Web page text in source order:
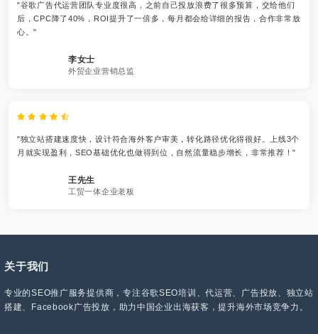
"谷歌广告代运营团队专业度很高，之前自己投放浪费了很多预算，交给他们
后，CPC降了40%，ROI提升了一倍多，每月都会给详细的报告，合作非常放
心。"
李女士
外贸企业营销总监
"独立站搭建速度快，设计符合海外客户审美，转化路径优化得很好。上线3个
月就实现盈利，SEO基础优化也做得到位，自然流量稳步增长，非常推荐！"
王先生
工贸一体企业老板
关于我们
专业的SEO推广服务提供商，专注谷歌SEO培训、代运营、广告投放、独立站
搭建、Facebook广告投放，助力中国企业出海获客，提升海外市场竞争力。